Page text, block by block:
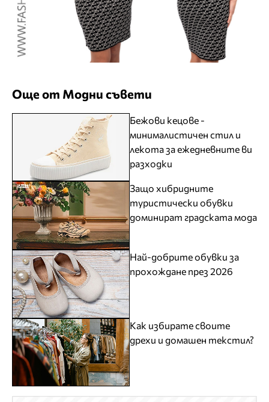
Още от Модни съвети
Бежови кецове -
минималистичен стил и
лекота за ежедневните ви
разходки
Защо хибридните
туристически обувки
доминират градската мода
Най-добрите обувки за
прохождане през 2026
Как избирате своите
дрехи и домашен текстил?